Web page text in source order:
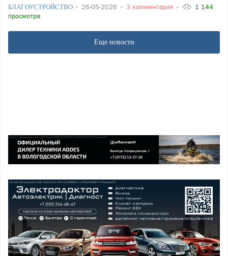
БЛАГОУСТРОЙСТВО 26-05-2026 3 комментария
1 144
просмотра
Еще новости